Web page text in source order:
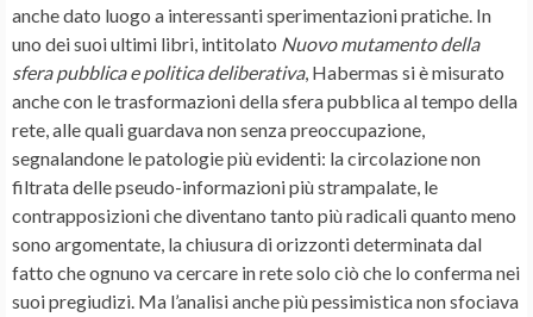
anche dato luogo a interessanti sperimentazioni pratiche. In
uno dei suoi ultimi libri, intitolato Nuovo mutamento della
sfera pubblica e politica deliberativa, Habermas si è misurato
anche con le trasformazioni della sfera pubblica al tempo della
rete, alle quali guardava non senza preoccupazione,
segnalandone le patologie più evidenti: la circolazione non
filtrata delle pseudo-informazioni più strampalate, le
contrapposizioni che diventano tanto più radicali quanto meno
sono argomentate, la chiusura di orizzonti determinata dal
fatto che ognuno va cercare in rete solo ciò che lo conferma nei
suoi pregiudizi. Ma l’analisi anche più pessimistica non sfociava